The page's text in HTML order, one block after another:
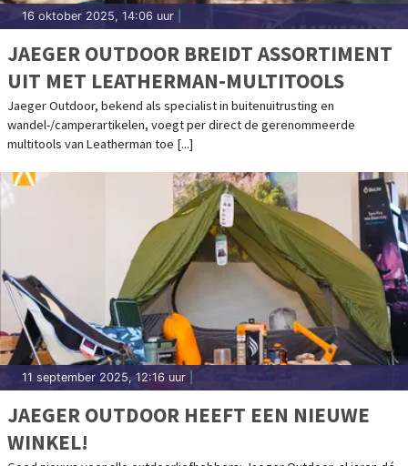
16 oktober 2025, 14:06 uur
JAEGER OUTDOOR BREIDT ASSORTIMENT
UIT MET LEATHERMAN-MULTITOOLS
Jaeger Outdoor, bekend als specialist in buitenuitrusting en
wandel-/camperartikelen, voegt per direct de gerenommeerde
multitools van Leatherman toe [...]
11 september 2025, 12:16 uur
JAEGER OUTDOOR HEEFT EEN NIEUWE
WINKEL!